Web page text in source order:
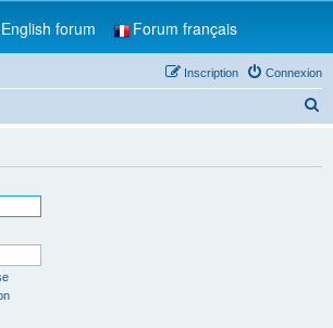
English forum Forum français
Connexion
Inscription